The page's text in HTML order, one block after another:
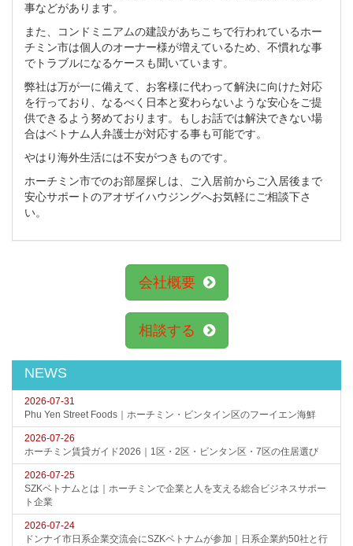
事などがあります。
また、コンドミニアムの建設があちこちで行われているホー
チミン市は個人のオーナー様が増えているため、不慣れな事
でトラブルになるケースも聞いています。
弊社は万が一に備えて、お客様に代わって解決に向けた対応
を行っており、なるべく日本と変わらないような安心をご提
供できるよう努めております。もしお話では解決できない場
合はベトナム人弁護士が対応する事も可能です。
やはり海外生活には不安がつきものです。
ホーチミン市でのお部屋探しは、ご入居前からご入居後まで
安心サポートのアオザイハウジングへお気軽にご相談下さ
い。
会社概要
相談する
NEWS
2026-07-31
Phu Yen Street Foods｜ホーチミン・ビンタイン区のフーイエン海鮮
2026-07-26
ホーチミン賃貸ガイド2026｜1区・2区・ビンタン区・7区の住居選び
2026-07-25
SZKベトナムとは｜ホーチミンで企業と人を支える総合ビジネスサポー
ト企業
2026-07-24
ドンナイ市日系企業交流会にSZKベトナムが参加｜日系企業約50社と行